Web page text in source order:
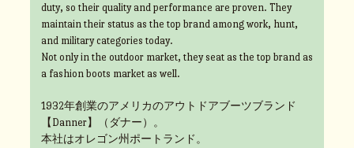
duty, so their quality and performance are proven. They
maintain their status as the top brand among work, hunt,
and military categories today.
Not only in the outdoor market, they seat as the top brand as
a fashion boots market as well.
1932年創業のアメリカのアウトドアブーツブランド
【Danner】（ダナー）。
本社はオレゴン州ポートランド。